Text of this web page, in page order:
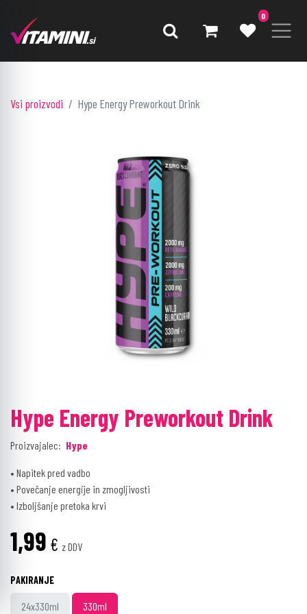
0
Vsi proizvodi Hype Energy Preworkout Drink
Hype Energy Preworkout Drink
Proizvajalec: Hype
• Napitek pred vadbo
• Povečanje energije in zmogljivosti
• Izboljšanje pretoka krvi​
1,99 € z DDV
PAKIRANJE
24x330ml 330ml